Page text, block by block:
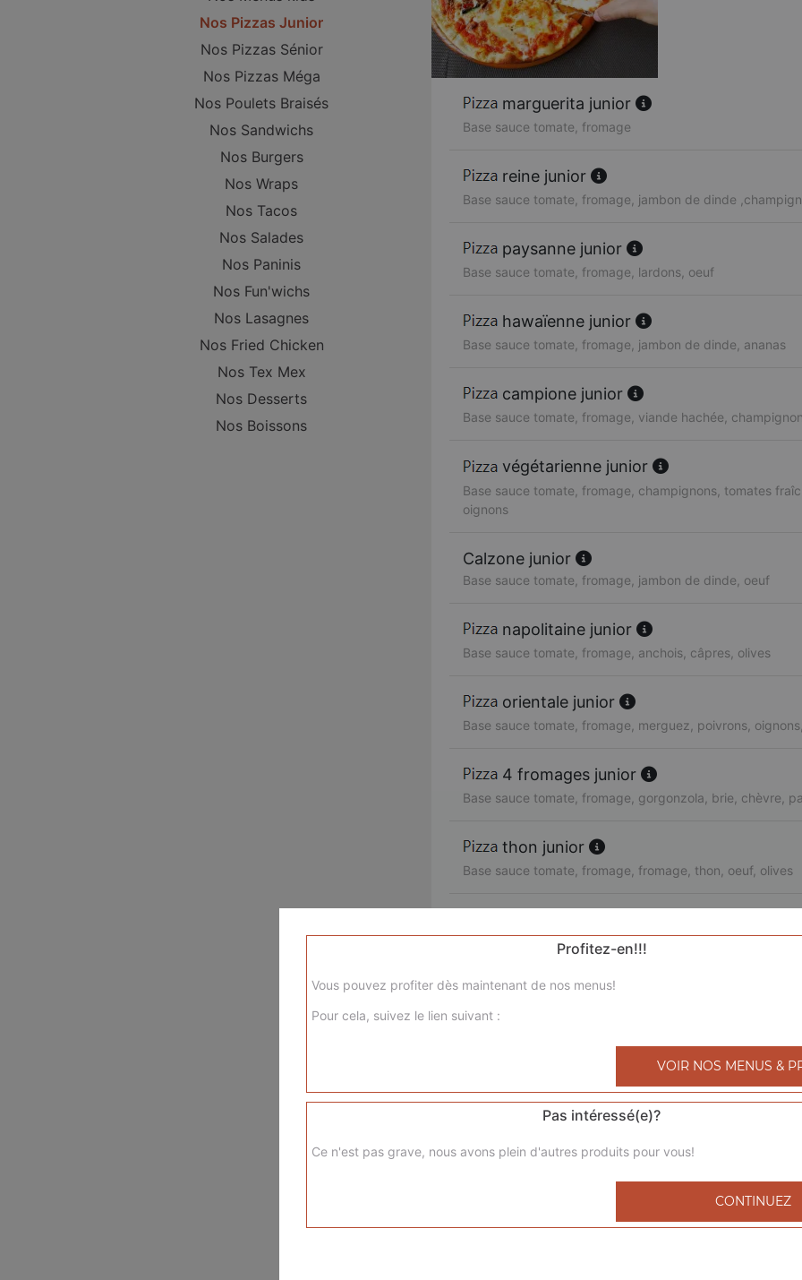
Nos Pizzas Junior
Nos Pizzas Sénior
Nos Pizzas Méga
Nos Poulets Braisés
Nos Sandwichs
Nos Burgers
Nos Wraps
Nos Tacos
Nos Salades
Nos Paninis
Nos Fun'wichs
Nos Lasagnes
Nos Fried Chicken
Nos Tex Mex
Nos Desserts
Nos Boissons
marguerita junior
Base sauce tomate, fromage
reine junior
Base sauce tomate, fromage, jambon de dinde
paysanne junior
Base sauce tomate, fromage, lardons, oeuf
hawaïenne junior
Base sauce tomate, fromage, jambon de dinde, ananas
campione junior
Base sauce tomate, fromage, viande hachée,
végétarienne junior
Base sauce tomate, fromage, champignons, tomates
oignons
Calzone junior
Base sauce tomate, fromage, jambon de dinde, oeuf
napolitaine junior
Base sauce tomate, fromage, anchois, câpres, olives
orientale junior
Base sauce tomate, fromage, merguez, poivrons,
4 fromages junior
Base sauce tomate, fromage, gorgonzola, brie, chèvre,
thon junior
Base sauce tomate, fromage, fromage, thon, oeuf, olives
Base sauce tomate, fromage, chorizo, jambon de dinde,
royale junior
Base sauce tomate, fromage, poulet, viande hachée,
Base sauce tomate, fromage, viande hachée, pommes
Base sauce tomate, fromage, jambon de dinde,
fruits de mer junior
Profitez-en!!!
Vous pouvez profiter dès maintenant de nos menus!
Pour cela, suivez le lien suivant :
VOIR NOS MENUS &
Pas intéressé(e)?
Ce n'est pas grave, nous avons plein d'autres produits pour vous!
CONTINUEZ